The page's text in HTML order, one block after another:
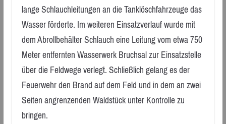
lange Schlauchleitungen an die Tanklöschfahrzeuge das
Wasser förderte. Im weiteren Einsatzverlauf wurde mit
dem Abrollbehälter Schlauch eine Leitung vom etwa 750
Meter entfernten Wasserwerk Bruchsal zur Einsatzstelle
über die Feldwege verlegt. Schließlich gelang es der
Feuerwehr den Brand auf dem Feld und in dem an zwei
Seiten angrenzenden Waldstück unter Kontrolle zu
bringen.